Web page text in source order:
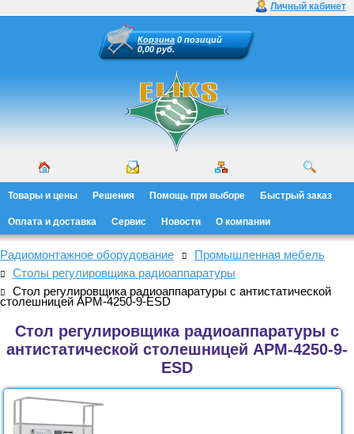
Личный кабинет
Корзина 0 позиций
0,00 руб.
Товары и цены Решения Помощь при выборе Быстрый заказ
Оплата и доставка Сервис Новости О компании
Радиомонтажное оборудование
Промышленная мебель
Столы регулировщика радиоаппаратуры
Стол регулировщика радиоаппаратуры с антистатической
столешницей АРМ-4250-9-ESD
Стол регулировщика радиоаппаратуры с
антистатической столешницей АРМ-4250-9-
ESD